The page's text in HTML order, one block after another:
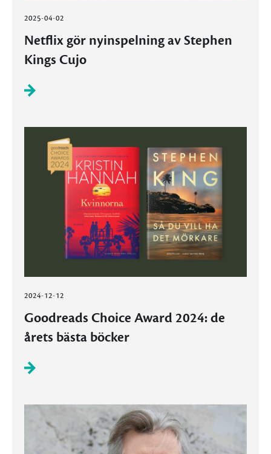
2025-04-02
Netflix gör nyinspelning av Stephen
Kings Cujo
2024-12-12
Goodreads Choice Award 2024: de
årets bästa böcker